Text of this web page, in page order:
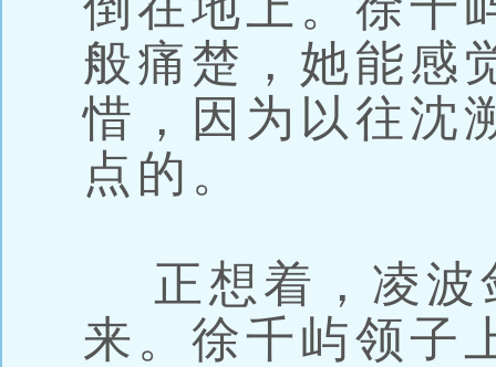
般痛楚，她能感
惜，因为以往沈
点的。
正想着，凌波
来。徐千屿领子